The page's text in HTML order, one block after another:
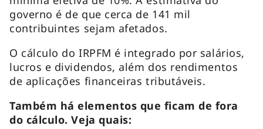
governo é de que cerca de 141 mil
contribuintes sejam afetados.
O cálculo do IRPFM é integrado por salários,
lucros e dividendos, além dos rendimentos
de aplicações financeiras tributáveis.
Também há elementos que ficam de fora
do cálculo. Veja quais: